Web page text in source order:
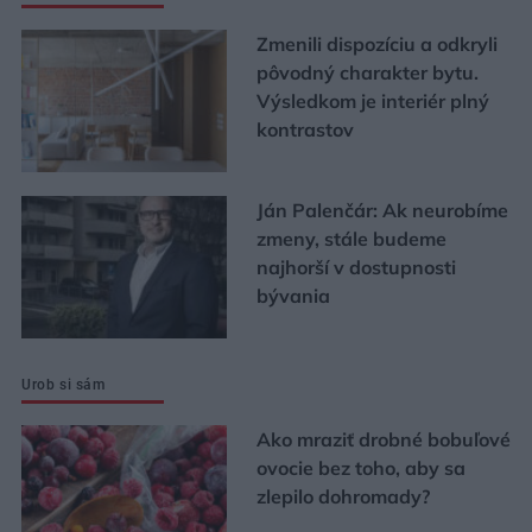
Zmenili dispozíciu a odkryli
pôvodný charakter bytu.
Výsledkom je interiér plný
kontrastov
Ján Palenčár: Ak neurobíme
zmeny, stále budeme
najhorší v dostupnosti
bývania
Urob si sám
Ako mraziť drobné bobuľové
ovocie bez toho, aby sa
zlepilo dohromady?